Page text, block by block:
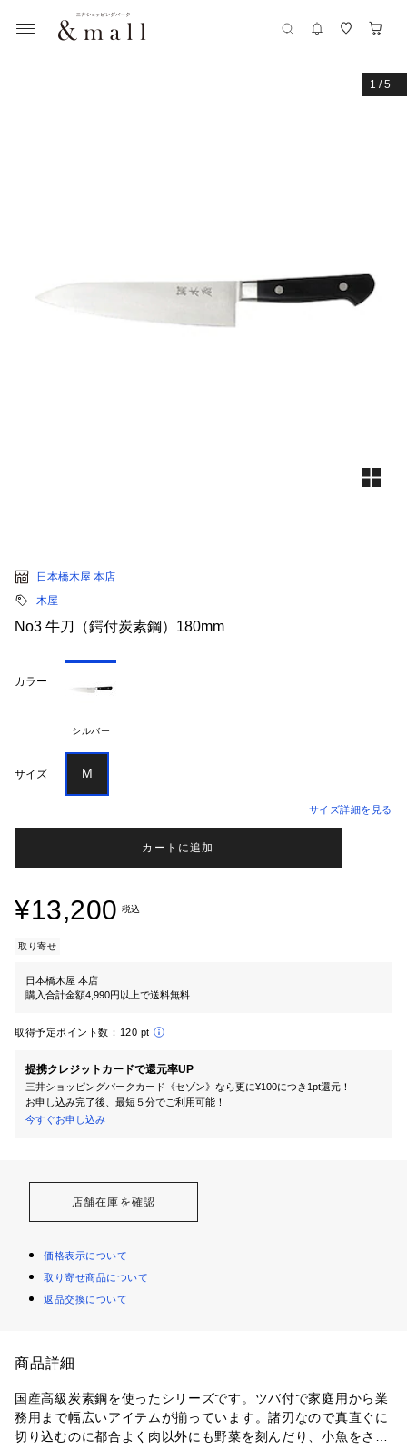
1 /5
日本橋木屋 本店
木屋
No3 牛刀（鍔付炭素鋼）180mm
カラー
シルバー
サイズ M
サイズ詳細を見る
カートに追加
¥13,200 税込
取り寄せ
日本橋木屋 本店
購入合計金額4,990円以上で送料無料
取得予定ポイント数： 120 pt
提携クレジットカードで還元率UP
三井ショッピングパークカード《セゾン》なら更に¥100につき1pt還元！
お申し込み完了後、最短５分でご利用可能！
今すぐお申し込み
店舗在庫を確認
価格表示について
取り寄せ商品について
返品交換について
商品詳細
国産高級炭素鋼を使ったシリーズです。ツバ付で家庭用から業
務用まで幅広いアイテムが揃っています。諸刃なので真直ぐに
切り込むのに都合よく肉以外にも野菜を刻んだり、小魚をさば